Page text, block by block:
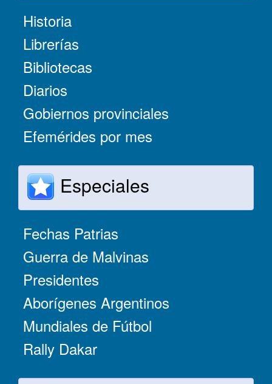
Historia
Librerías
Bibliotecas
Diarios
Gobiernos provinciales
Efemérides por mes
Especiales
Fechas Patrias
Guerra de Malvinas
Presidentes
Aborígenes Argentinos
Mundiales de Fútbol
Rally Dakar